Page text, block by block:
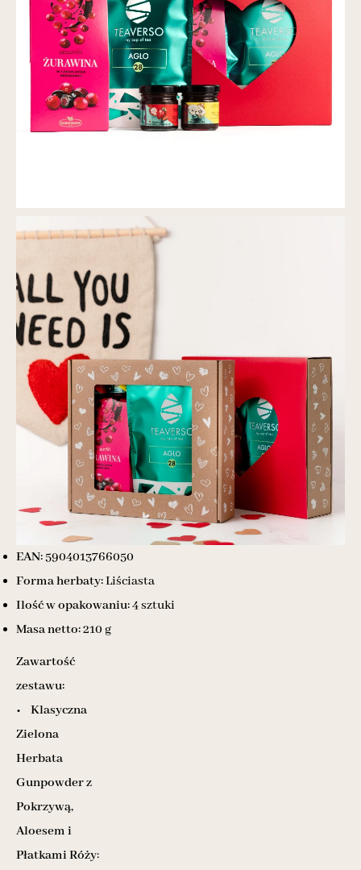
EAN:5904013766050
Forma herbaty:Liściasta
Ilość w opakowaniu:4 sztuki
Masa netto:210 g
Zawartość
zestawu:
• Klasyczna
Zielona
Herbata
Gunpowder z
Pokrzywą,
Aloesem i
Płatkami Róży: